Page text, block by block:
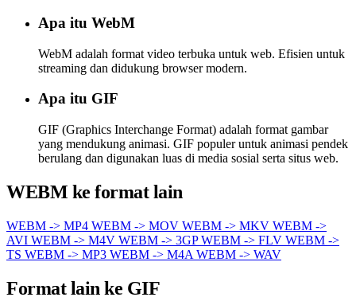
Apa itu WebM
WebM adalah format video terbuka untuk web. Efisien untuk
streaming dan didukung browser modern.
Apa itu GIF
GIF (Graphics Interchange Format) adalah format gambar
yang mendukung animasi. GIF populer untuk animasi pendek
berulang dan digunakan luas di media sosial serta situs web.
WEBM ke format lain
WEBM -> MP4 WEBM -> MOV WEBM -> MKV WEBM ->
AVI WEBM -> M4V WEBM -> 3GPWEBM -> FLV WEBM ->
TS WEBM -> MP3 WEBM -> M4A WEBM -> WAV
Format lain ke GIF